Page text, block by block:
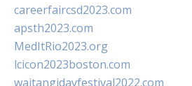
careerfaircsd2023.com
apsth2023.com
MedItRio2023.org
lcicon2023boston.com
waitangidayfestival2022.com